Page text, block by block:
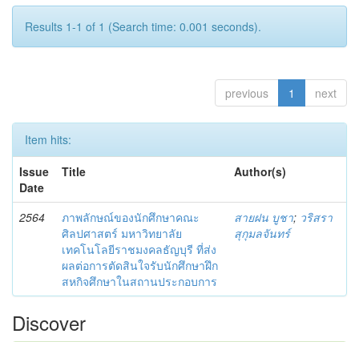
Results 1-1 of 1 (Search time: 0.001 seconds).
previous 1 next
Item hits:
Issue
Date
Title Author(s)
2564
ภาพลักษณ์ของนักศึกษาคณะ
ศิลปศาสตร์ มหาวิทยาลัย
เทคโนโลยีราชมงคลธัญบุรี ที่ส่ง
ผลต่อการตัดสินใจรับนักศึกษาฝึก
สหกิจศึกษาในสถานประกอบการ
สายฝน บูชา; วริสรา
สุกุมลจันทร์
Discover